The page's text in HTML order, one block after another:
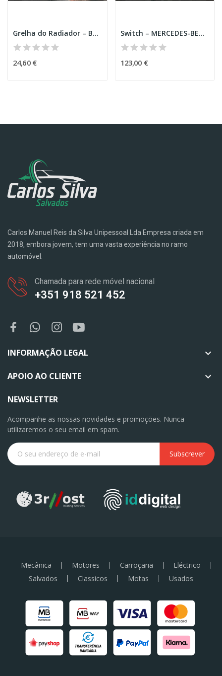
Grelha do Radiador – BMW 2 GRAN TOURER (F46)
24,60 €
Switch – MERCEDES-BENZ GLE COUPE (C292)
123,00 €
Carlos Manuel Reis da Silva Unipessoal Lda Empresa criada em
2018, embora jovem, tem uma vasta experiência no ramo
automóvel.
Chamada para rede móvel nacional
+351 918 521 452
INFORMAÇÃO LEGAL 
APOIO AO CLIENTE 
NEWSLETTER
Acompanhe as nossas novidades e promoções. Nunca
utilizaremos o seu email em spam.
Subscrever
Mecânica Motores Carroçaria
Eléctrico
Salvados
Classicos Motas Usados